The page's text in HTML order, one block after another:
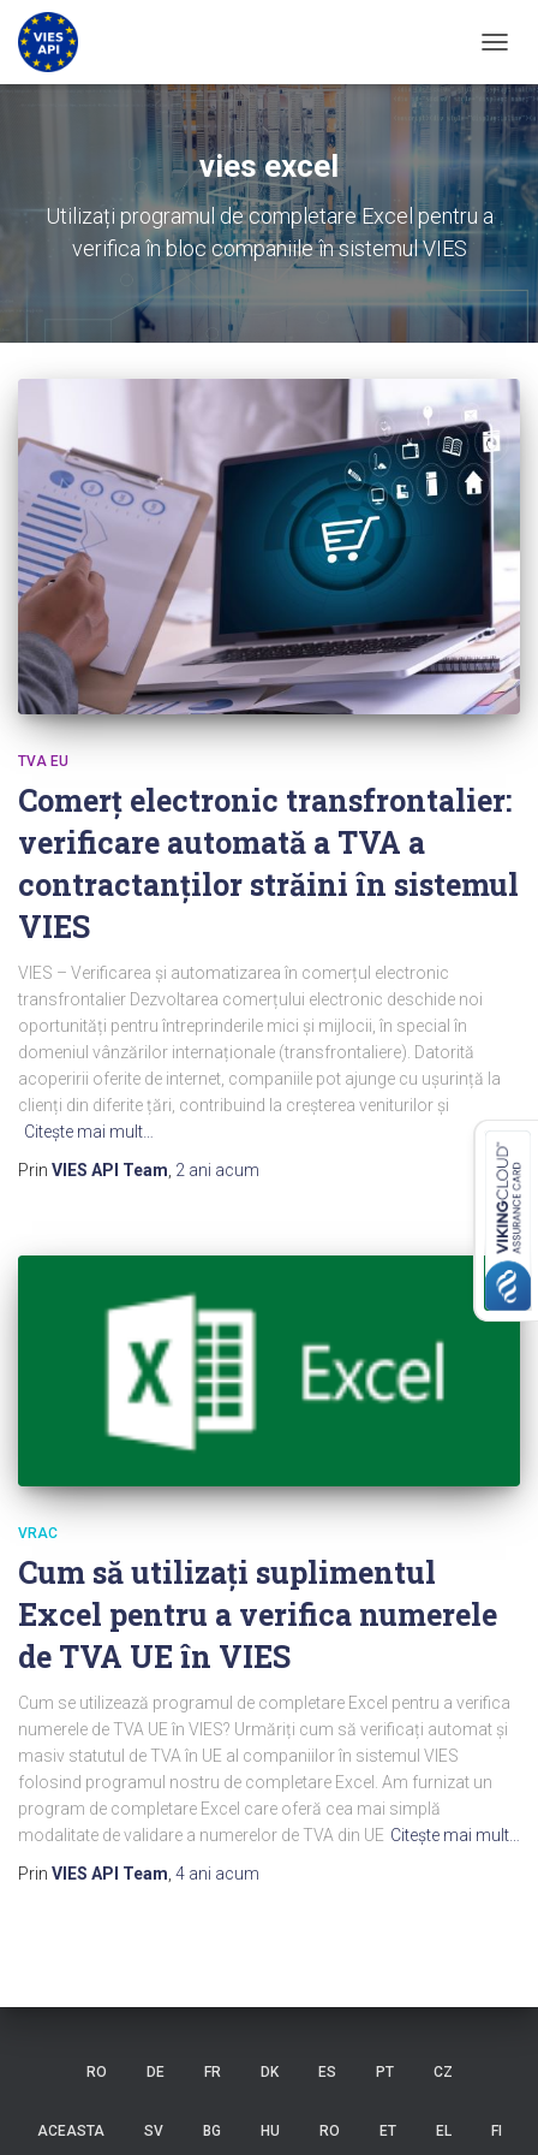
vies excel
Utilizați programul de completare Excel pentru a
verifica în bloc companiile în sistemul VIES
TVA EU
Comerț electronic transfrontalier:
verificare automată a TVA a
contractanților străini în sistemul
VIES
VIES – Verificarea și automatizarea în comerțul electronic
transfrontalier Dezvoltarea comerțului electronic deschide noi
oportunități pentru întreprinderile mici și mijlocii, în special în
domeniul vânzărilor internaționale (transfrontaliere). Datorită
acoperirii oferite de internet, companiile pot ajunge cu ușurință la
clienți din diferite țări, contribuind la creșterea veniturilor și
Citeşte mai mult…
Prin VIES API Team 2 ani acum
VRAC
Cum să utilizați suplimentul
Excel pentru a verifica numerele
de TVA UE în VIES
Cum se utilizează programul de completare Excel pentru a verifica
numerele de TVA UE în VIES? Urmăriți cum să verificați automat și
masiv statutul de TVA în UE al companiilor în sistemul VIES
folosind programul nostru de completare Excel. Am furnizat un
program de completare Excel care oferă cea mai simplă
modalitate de validare a numerelor de TVA din UE Citeşte mai mult…
Prin VIES API Team 4 ani acum
RO DE FR DK ES PT CZ
ACEASTA SV BG HU RO ET EL FI